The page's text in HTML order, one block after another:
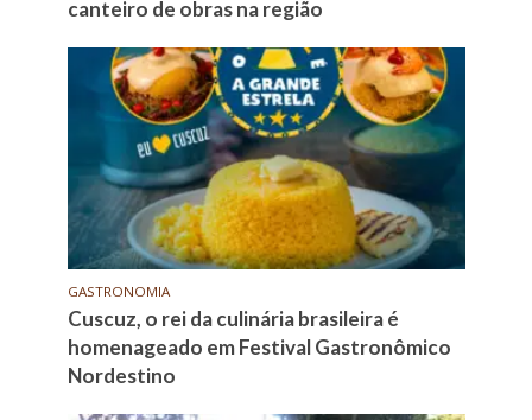
canteiro de obras na região
GASTRONOMIA
Cuscuz, o rei da culinária brasileira é
homenageado em Festival Gastronômico
Nordestino